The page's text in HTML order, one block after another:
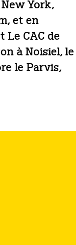
York,
et en
Le CAC de
à Noisiel, le
le Parvis,